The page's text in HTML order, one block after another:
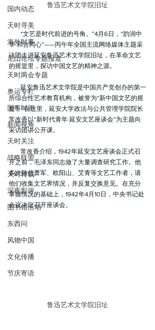
国内动态
天时寻美
海外时事
尼山论坛专题报道
天时两会专题
奥运专栏
国事时评
新闻视角
天时关注
战略联盟
天时转载
深夜影评
图书馆活动
东西问
风物中国
文化传播
节庆寄语
鲁迅艺术文学院旧址
“文艺是时代前进的号角。”4月6日，“韵润中
华 和合同心”——丙午年全国主流网络媒体主题采
访团走进延安鲁迅艺术文学院旧址，在革命文艺
的摇篮里，探访中国文艺的精神之源。
延安鲁迅艺术文学院是中国共产党创办的第一
所综合性艺术教育机构，被誉为“新中国文艺的摇
篮”。在这里，延安大学政法与公共管理学院院长
常改香以“新时代青年·延安文艺座谈会”为主题向
采访团讲公开课。
常改香介绍，1942年延安文艺座谈会正式召
开之前，毛泽东同志做了大量调查研究工作。他
多次致信萧军、欧阳山、艾青等文艺工作者，请
他们收集文艺界情况，并反复交换意见。在充分
掌握情况的基础上，1942年4月10日，中央书记处
会议决定召开座谈会。
鲁迅艺术文学院旧址